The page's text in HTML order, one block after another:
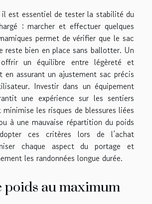
est essentiel de tester la stabilité du
: marcher et effectuer quelques
permet de vérifier que le sac
reste bien en place sans ballotter. Un
un équilibre entre légèreté et
en assurant un ajustement sac précis
Investir dans un équipement
une expérience sur les sentiers
les risques de blessures liées
à une mauvaise répartition du poids
ces critères lors de l’achat
chaque aspect du portage et
les randonnées longue durée.
poids au maximum